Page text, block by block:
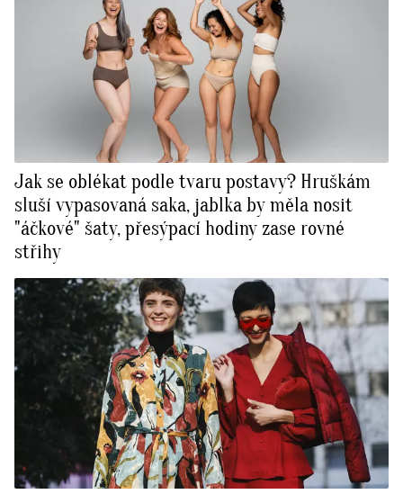
Jak se oblékat podle tvaru postavy? Hruškám
sluší vypasovaná saka, jablka by měla nosit
"áčkové" šaty, přesýpací hodiny zase rovné
střihy